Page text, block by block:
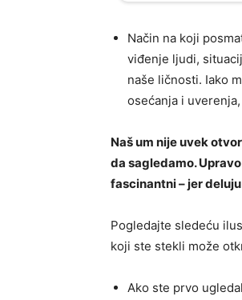
Način na koji
viđenje ljudi,
naše ličnosti. Iako
osećanja i
Naš um nije uvek
da sagledamo.
fascinantni – jer
Pogledajte sledeću
koji ste stekli može
Ako ste prvo